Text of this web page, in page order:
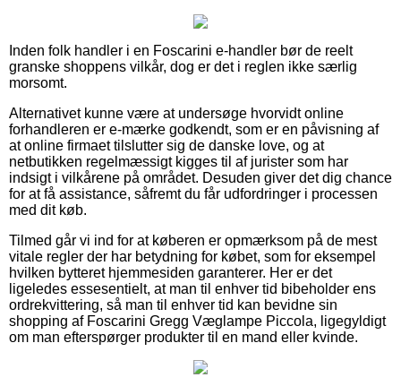
Inden folk handler i en Foscarini e-handler bør de reelt
granske shoppens vilkår, dog er det i reglen ikke særlig
morsomt.
Alternativet kunne være at undersøge hvorvidt online
forhandleren er e-mærke godkendt, som er en påvisning af
at online firmaet tilslutter sig de danske love, og at
netbutikken regelmæssigt kigges til af jurister som har
indsigt i vilkårene på området. Desuden giver det dig chance
for at få assistance, såfremt du får udfordringer i processen
med dit køb.
Tilmed går vi ind for at køberen er opmærksom på de mest
vitale regler der har betydning for købet, som for eksempel
hvilken bytteret hjemmesiden garanterer. Her er det
ligeledes essesentielt, at man til enhver tid bibeholder ens
ordrekvittering, så man til enhver tid kan bevidne sin
shopping af Foscarini Gregg Væglampe Piccola, ligegyldigt
om man efterspørger produkter til en mand eller kvinde.